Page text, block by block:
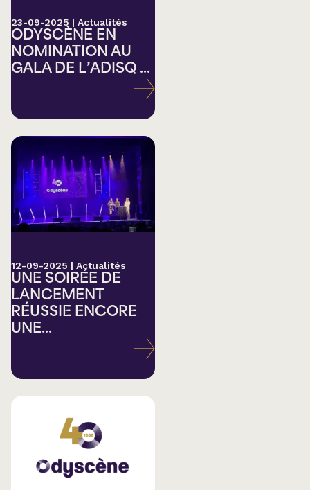
23-09-2025 | Actualités
ODYSCÈNE EN
NOMINATION AU
GALA DE L’ADISQ ...
12-09-2025 | Actualités
UNE SOIRÉE DE
LANCEMENT
RÉUSSIE ENCORE
UNE...